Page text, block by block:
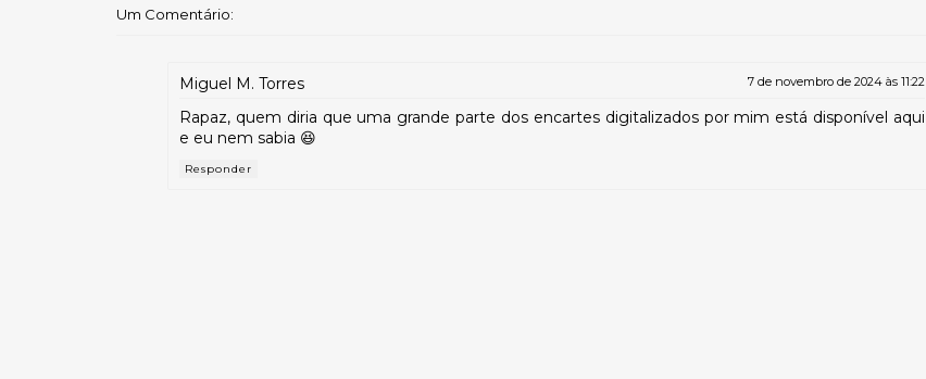
Um Comentário:
Miguel M. Torres 7 de novembro de 2024 às 11:22
Rapaz, quem diria que uma grande parte dos encartes digitalizados por mim está disponível aqui
e eu nem sabia 😆
Responder